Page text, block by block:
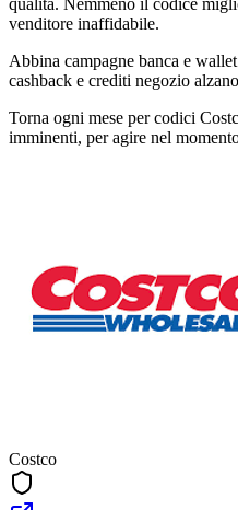
qualità. Nemmeno il codice
venditore inaffidabile.
Abbina campagne banca e
cashback e crediti negozio
Torna ogni mese per codici
imminenti, per agire nel
Costco